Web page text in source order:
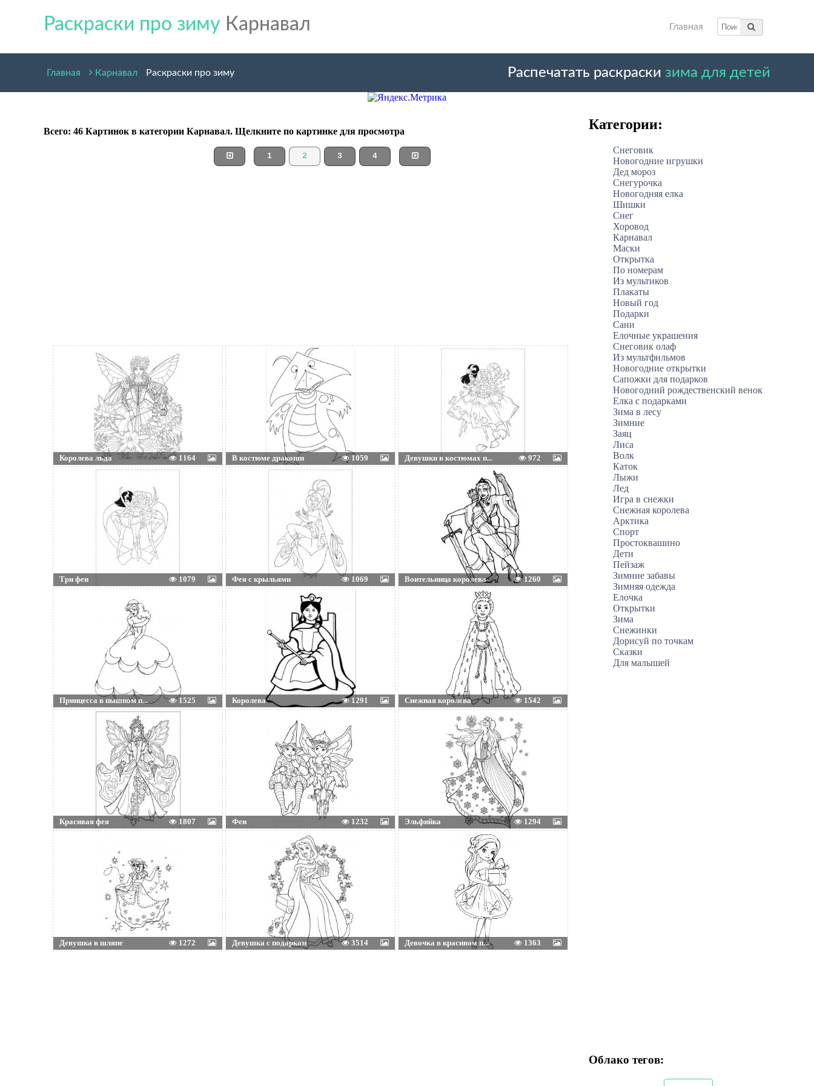
Раскраски про зиму Карнавал Главная
Распечатать раскраски зима для детей
Главная Карнавал Раскраски про зиму
Всего: 46 Картинок в категории Карнавал. Щелкните по картинке для просмотра
1 2 3 4
Королева льда 1164 В костюме дракоши 1059 Девушки в костюмах п... 972
Три феи 1079 Фея с крыльями 1069 Воительница королева 1260
Принцесса в пышном п... 1525 Королева 1291 Снежная королева 1542
Красивая фея 1807 Феи 1232 Эльфийка 1294
Девушка в шляпе 1272 Девушка с подарком 3514 Девочка в красивом п... 1363
Категории:
Снеговик
Новогодние игрушки
Дед мороз
Снегурочка
Новогодняя елка
Шишки
Снег
Хоровод
Карнавал
Маски
Открытка
По номерам
Из мультиков
Плакаты
Новый год
Подарки
Сани
Елочные украшения
Снеговик олаф
Из мультфильмов
Новогодние открытки
Сапожки для подарков
Новогодний рождественский венок
Елка с подарками
Зима в лесу
Зимние
Заяц
Лиса
Волк
Каток
Лыжи
Лед
Игра в снежки
Снежная королева
Арктика
Спорт
Простоквашино
Дети
Пейзаж
Зимние забавы
Зимняя одежда
Елочка
Открытки
Зима
Снежинки
Дорисуй по точкам
Сказки
Для малышей
Облако тегов: